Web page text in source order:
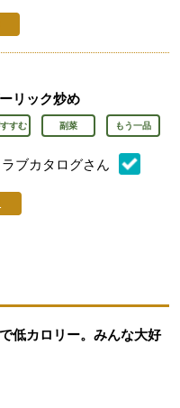
録：
メント：
リック炒め
すむ 副菜 もう一品
ブカタログさん
録：
メント：
低カロリー。みんな大好